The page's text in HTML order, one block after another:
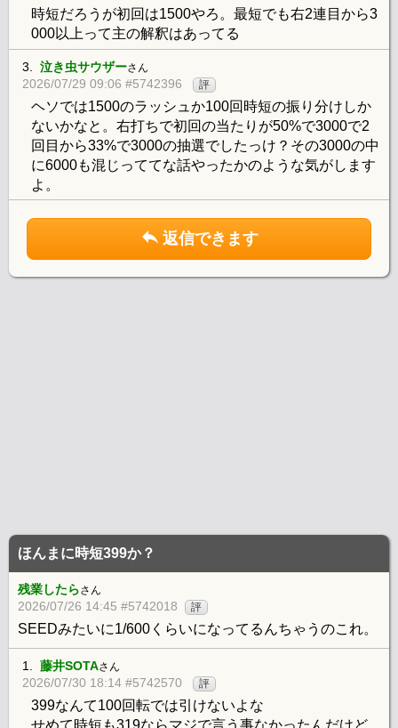
時短だろうが初回は1500やろ。最短でも右2連目から3
000以上って主の解釈はあってる
3. 泣き虫サウザーさん
2026/07/29 09:06 #5742396 評
ヘソでは1500のラッシュか100回時短の振り分けしか
ないかなと。右打ちで初回の当たりが50%で3000で2
回目から33%で3000の抽選でしたっけ？その3000の中
に6000も混じっててな話やったかのような気がします
よ。
返信できます
ほんまに時短399か？
残業したらさん
2026/07/26 14:45 #5742018 評
SEEDみたいに1/600くらいになってるんちゃうのこれ。
1. 藤井SOTAさん
2026/07/30 18:14 #5742570 評
399なんて100回転では引けないよな